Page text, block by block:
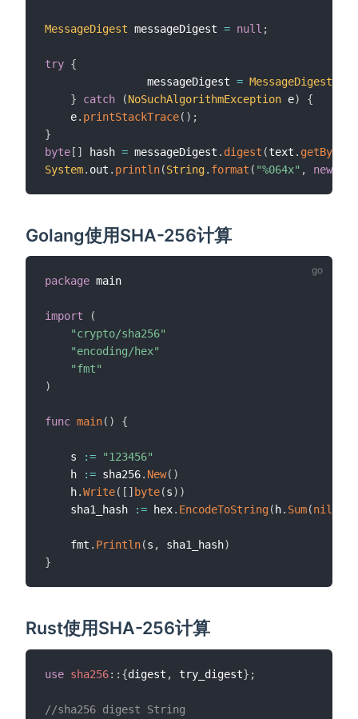
MessageDigest messageDigest = null ;
try {
				messageDigest
= MessageDigest
}
catch (NoSuchAlgorithmException e)
{
    e
. printStackTrace( ) ;
}
byte [ ] hash = messageDigest . digest (text . getBytes
System. out . println(String. format ( "%064x" , new
Golang使用SHA-256计算
package main
import
(
"crypto/sha256"
"encoding/hex"
"fmt"
)
func main( ) {
	s
:=
"123456"
	h
:= sha256. New( )
	h
.Write( [ ] byte(s) )
	sha1_hash
:= hex. EncodeToString( h. Sum(nil
	fmt
. Println(s , sha1_hash)
}
Rust使用SHA-256计算
use sha256:: {digest , try_digest} ;
//sha256 digest String